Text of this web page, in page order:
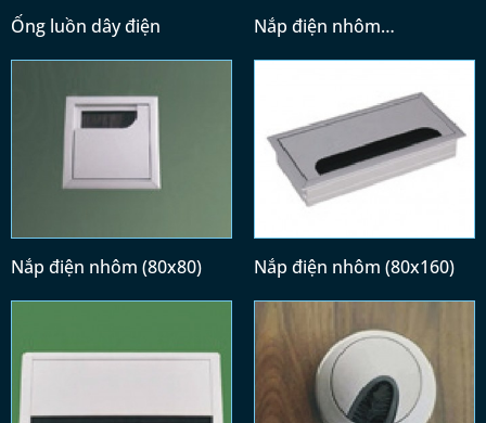
Ống luồn dây điện
Nắp điện nhôm
Nắp điện nhôm (80x80) Nắp điện nhôm (80x160)